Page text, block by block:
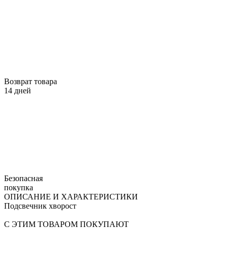
Возврат товара
14 дней
Безопасная
покупка
ОПИСАНИЕ И ХАРАКТЕРИСТИКИ
Подсвечник хворост
С ЭТИМ ТОВАРОМ ПОКУПАЮТ